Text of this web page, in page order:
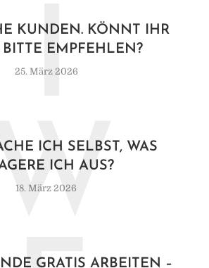
KUNDEN. KÖNNT IHR
EMPFEHLEN?
25. März 2026
I
ICH SELBST, WAS
ICH AUS?
18. März 2026
GRATIS ARBEITEN –